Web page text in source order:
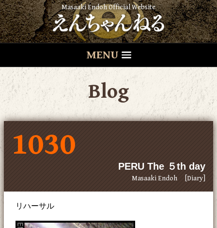
Masaaki Endoh Official Website
MENU
Blog
1030
PERU The ５th day
Masaaki Endoh [Diary]
リハーサル